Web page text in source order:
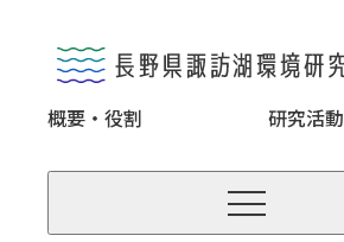
概要・役割
研究活動
